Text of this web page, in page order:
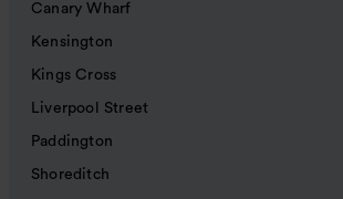
Canary Wharf
Kensington
Kings Cross
Liverpool Street
Paddington
Shoreditch